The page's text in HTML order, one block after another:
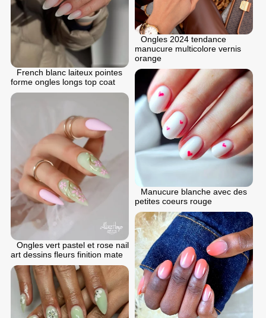
Ongles 2024 tendance
manucure multicolore vernis
orange
French blanc laiteux pointes
forme ongles longs top coat
Manucure blanche avec des
petites coeurs rouge
Ongles vert pastel et rose nail
art dessins fleurs finition mate